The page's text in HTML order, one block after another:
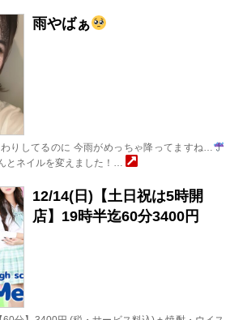
雨やばぁ
りしてるのに 今雨がめっちゃ降ってますね…
とネイルを変えました！…
12/14(日)【土日祝は5時開
店】19時半迄60分3400円